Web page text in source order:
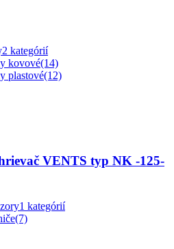
2 kategórií
kovové(14)
plastové(12)
1 kategórií
(7)
VENTS typ NK -125-